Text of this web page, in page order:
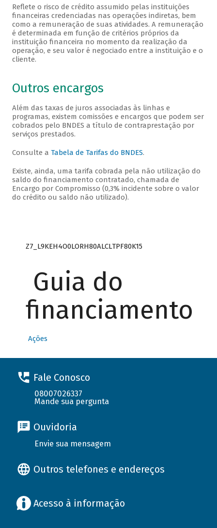
Reflete o risco de crédito assumido pelas instituições
financeiras credenciadas nas operações indiretas, bem
como a remuneração de suas atividades. A remuneração
é determinada em função de critérios próprios da
instituição financeira no momento da realização da
operação, e seu valor é negociado entre a instituição e o
cliente.
Outros encargos
Além das taxas de juros associadas às linhas e
programas, existem comissões e encargos que podem ser
cobrados pelo BNDES a título de contraprestação por
serviços prestados.
Consulte a Tabela de Tarifas do BNDES.
Existe, ainda, uma tarifa cobrada pela não utilização do
saldo do financiamento contratado, chamada de
Encargo por Compromisso (0,3% incidente sobre o valor
do crédito ou saldo não utilizado).
Z7_L9KEH4O0LORH80ALCLTPF80K15
Guia do
financiamento
Ações
Fale Conosco
08007026337
Mande sua pergunta
Ouvidoria
Envie sua mensagem
Outros telefones e endereços
Acesso à informação